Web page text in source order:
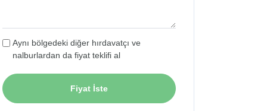
Aynı bölgedeki diğer hırdavatçı ve
nalburlardan da fiyat teklifi al
Fiyat İste